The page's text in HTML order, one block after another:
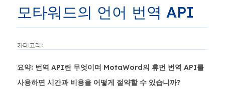
모타워드의 언어 번역 API
카테고리:
요약: 번역 API란 무엇이며 MotaWord의 휴먼 번역 API를
사용하면 시간과 비용을 어떻게 절약할 수 있습니까?